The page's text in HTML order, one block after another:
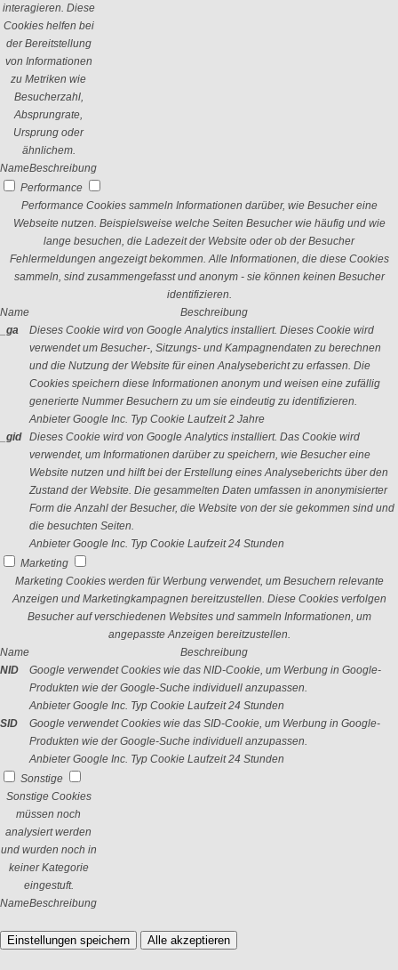
interagieren. Diese
Cookies helfen bei
der Bereitstellung
von Informationen
zu Metriken wie
Besucherzahl,
Absprungrate,
Ursprung oder
ähnlichem.
NameBeschreibung
Performance
Performance Cookies sammeln Informationen darüber, wie Besucher eine
Webseite nutzen. Beispielsweise welche Seiten Besucher wie häufig und wie
lange besuchen, die Ladezeit der Website oder ob der Besucher
Fehlermeldungen angezeigt bekommen. Alle Informationen, die diese Cookies
sammeln, sind zusammengefasst und anonym - sie können keinen Besucher
identifizieren.
Name
Beschreibung
_ga
Dieses Cookie wird von Google Analytics installiert. Dieses Cookie wird
verwendet um Besucher-, Sitzungs- und Kampagnendaten zu berechnen
und die Nutzung der Website für einen Analysebericht zu erfassen. Die
Cookies speichern diese Informationen anonym und weisen eine zufällig
generierte Nummer Besuchern zu um sie eindeutig zu identifizieren.
Anbieter Google Inc. Typ Cookie Laufzeit 2 Jahre
_gid
Dieses Cookie wird von Google Analytics installiert. Das Cookie wird
verwendet, um Informationen darüber zu speichern, wie Besucher eine
Website nutzen und hilft bei der Erstellung eines Analyseberichts über den
Zustand der Website. Die gesammelten Daten umfassen in anonymisierter
Form die Anzahl der Besucher, die Website von der sie gekommen sind und
die besuchten Seiten.
Anbieter Google Inc. Typ Cookie Laufzeit 24 Stunden
Marketing
Marketing Cookies werden für Werbung verwendet, um Besuchern relevante
Anzeigen und Marketingkampagnen bereitzustellen. Diese Cookies verfolgen
Besucher auf verschiedenen Websites und sammeln Informationen, um
angepasste Anzeigen bereitzustellen.
Name
Beschreibung
NID
Google verwendet Cookies wie das NID-Cookie, um Werbung in Google-
Produkten wie der Google-Suche individuell anzupassen.
Anbieter Google Inc. Typ Cookie Laufzeit 24 Stunden
SID
Google verwendet Cookies wie das SID-Cookie, um Werbung in Google-
Produkten wie der Google-Suche individuell anzupassen.
Anbieter Google Inc. Typ Cookie Laufzeit 24 Stunden
Sonstige
Sonstige Cookies
müssen noch
analysiert werden
und wurden noch in
keiner Kategorie
eingestuft.
NameBeschreibung
Einstellungen speichern Alle akzeptieren